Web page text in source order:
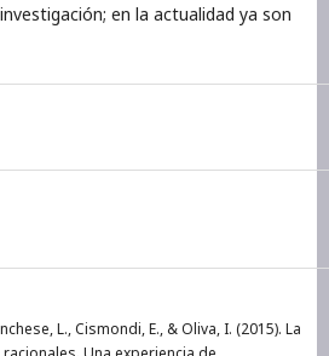
en la actualidad ya son
L., Cismondi, E., & Oliva, I. (2015). La